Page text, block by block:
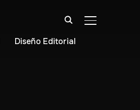
ALTERNAR
Diseño Editorial